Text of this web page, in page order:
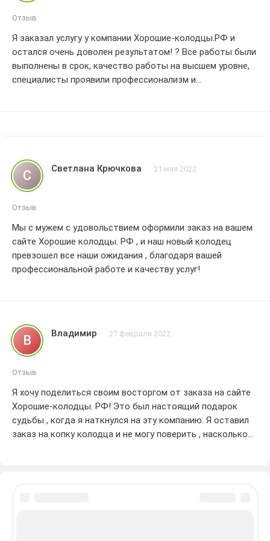
Отзыв
Я заказал услугу у компании Хорошие-колодцы.РФ и
остался очень доволен результатом! ? Все работы были
выполнены в срок, качество работы на высшем уровне,
специалисты проявили профессионализм и
С Светлана Крючкова 21 мая 2022
Отзыв
Мы с мужем с удовольствием оформили заказ на вашем
сайте Хорошие колодцы. РФ , и наш новый колодец
превзошел все наши ожидания , благодаря вашей
профессиональной работе и качеству услуг!
В Владимир 27 февраля 2022
Отзыв
Я хочу поделиться своим восторгом от заказа на сайте
Хорошие-колодцы. РФ! Это был настоящий подарок
судьбы , когда я наткнулся на эту компанию. Я оставил
заказ на копку колодца и не могу поверить , насколько
в безупречном порядке. Мне нравится , какие они